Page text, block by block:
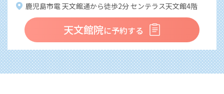
鹿児島市電 天文館通から徒歩2分 センテラス天文館4階
天文館院に予約する